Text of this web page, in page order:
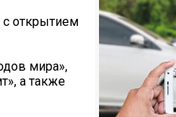
открытием
мира»,
а также